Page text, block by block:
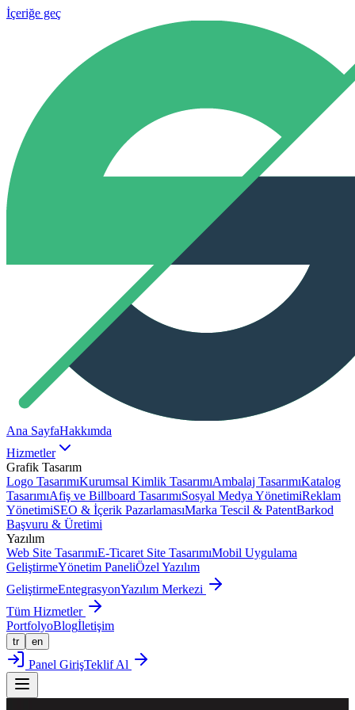
İçeriğe geç
Ana SayfaHakkımda
Hizmetler
Grafik Tasarım
Logo TasarımıKurumsal Kimlik TasarımıAmbalaj TasarımıKatalog
TasarımıAfiş ve Billboard TasarımıSosyal Medya YönetimiReklam
YönetimiSEO & İçerik PazarlamasıMarka Tescil & PatentBarkod
Başvuru & Üretimi
Yazılım
Web Site TasarımıE-Ticaret Site TasarımıMobil Uygulama
GeliştirmeYönetim PaneliÖzel Yazılım
GeliştirmeEntegrasyonYazılım Merkezi
Tüm Hizmetler
PortfolyoBlogİletişim
tr en
Panel GirişTeklif Al